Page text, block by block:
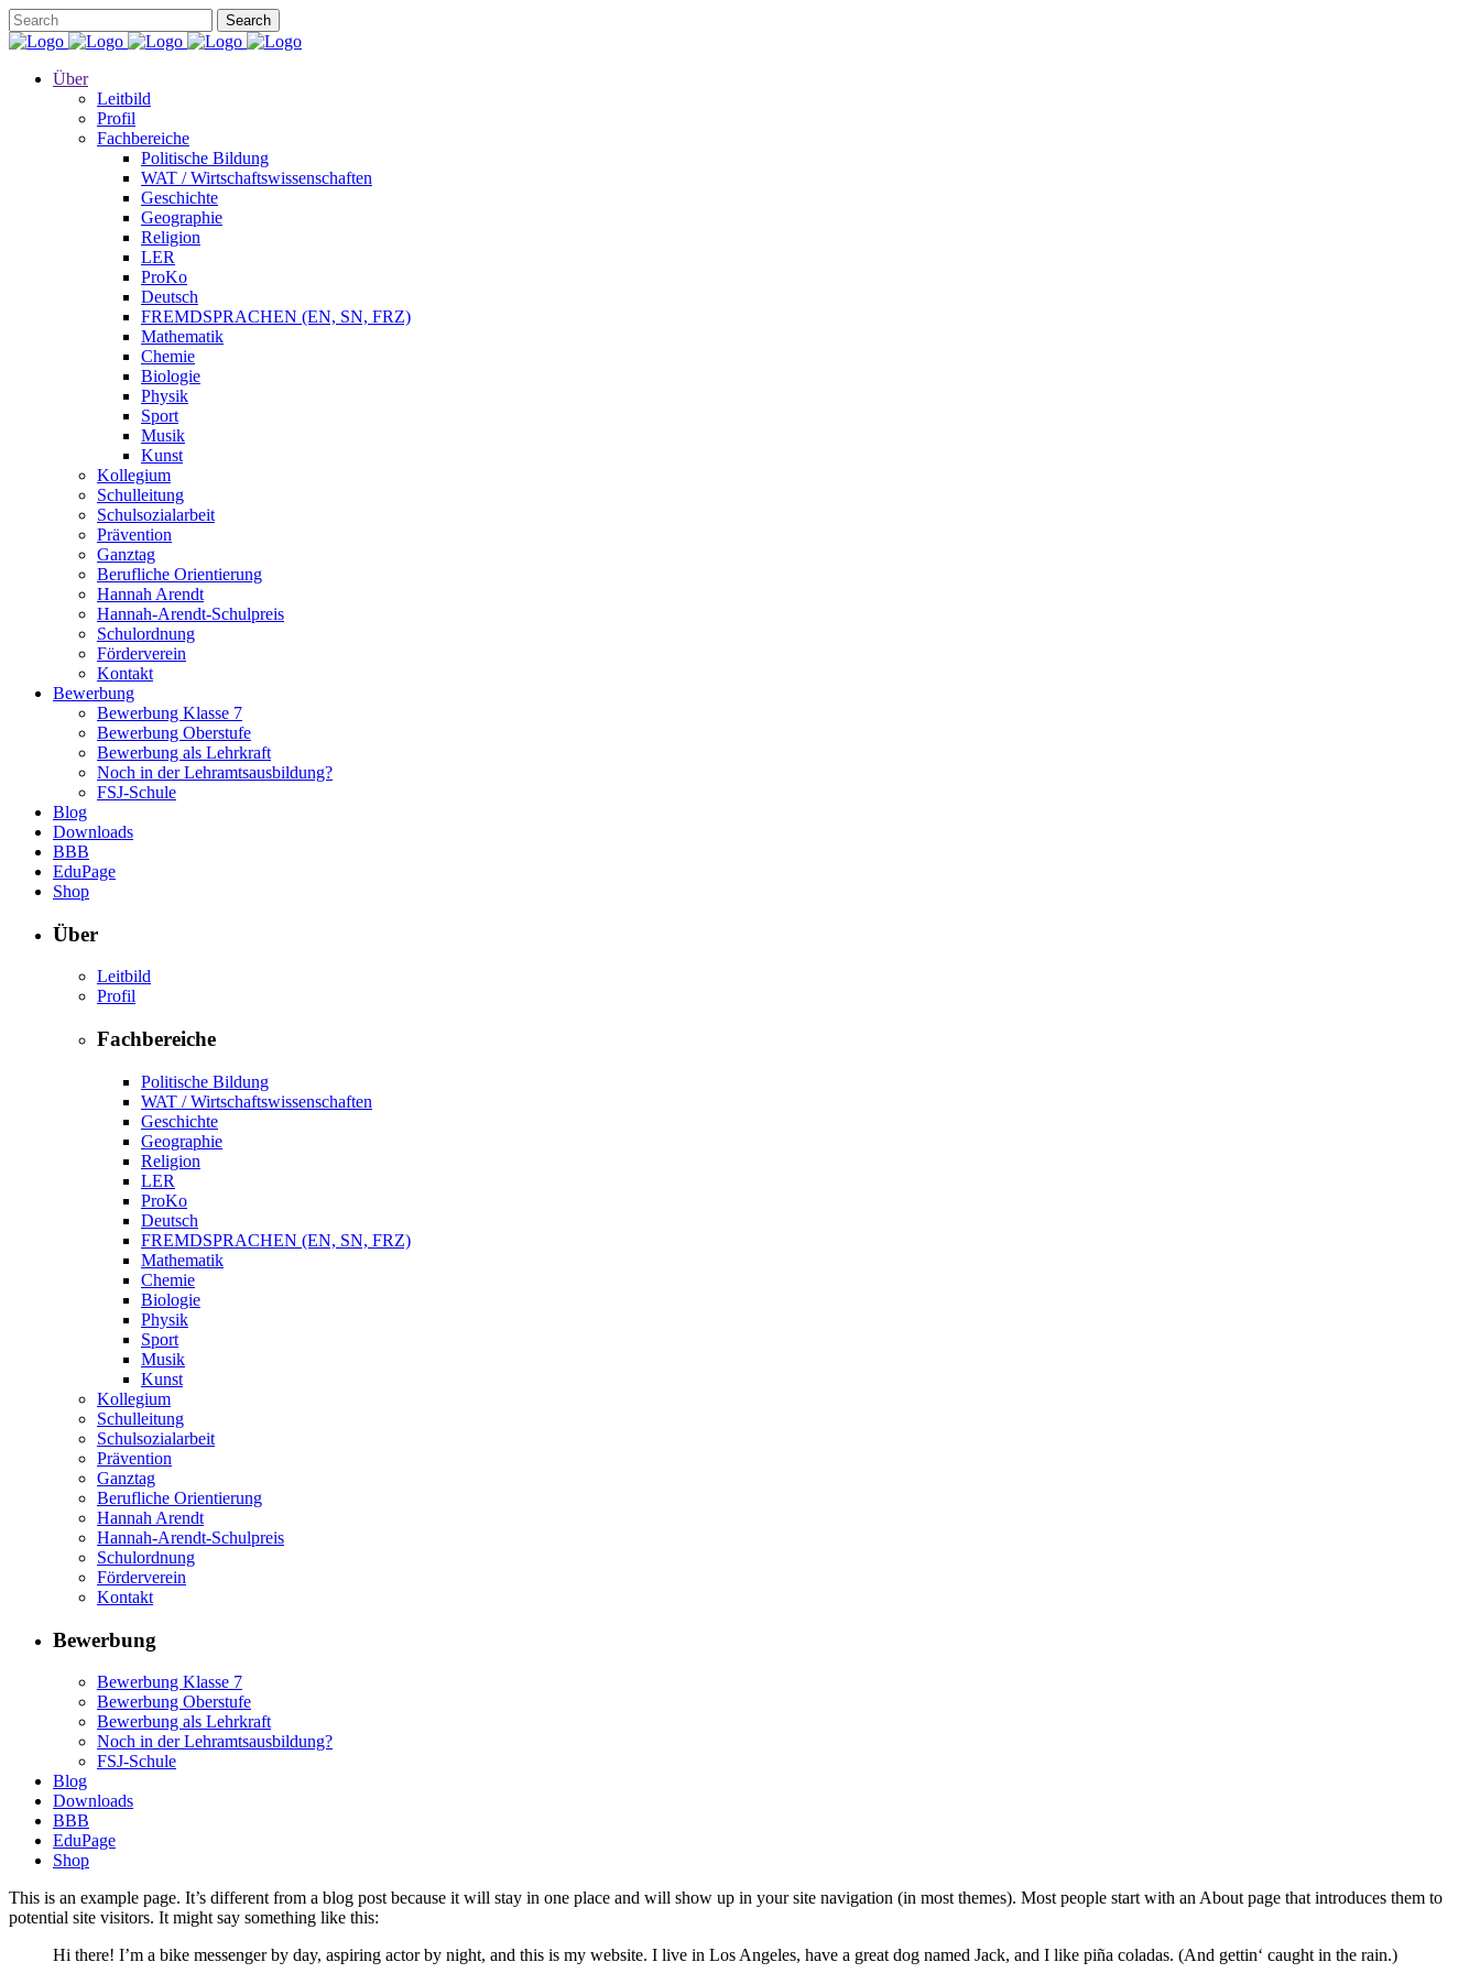
Über
Leitbild
Profil
Fachbereiche
Politische Bildung
WAT / Wirtschaftswissenschaften
Geschichte
Geographie
Religion
LER
ProKo
Deutsch
FREMDSPRACHEN (EN, SN, FRZ)
Mathematik
Chemie
Biologie
Physik
Sport
Musik
Kunst
Kollegium
Schulleitung
Schulsozialarbeit
Prävention
Ganztag
Berufliche Orientierung
Hannah Arendt
Hannah-Arendt-Schulpreis
Schulordnung
Förderverein
Kontakt
Bewerbung
Bewerbung Klasse 7
Bewerbung Oberstufe
Bewerbung als Lehrkraft
Noch in der Lehramtsausbildung?
FSJ-Schule
Blog
Downloads
BBB
EduPage
Shop
Über
Leitbild
Profil
Fachbereiche
Politische Bildung
WAT / Wirtschaftswissenschaften
Geschichte
Geographie
Religion
LER
ProKo
Deutsch
FREMDSPRACHEN (EN, SN, FRZ)
Mathematik
Chemie
Biologie
Physik
Sport
Musik
Kunst
Kollegium
Schulleitung
Schulsozialarbeit
Prävention
Ganztag
Berufliche Orientierung
Hannah Arendt
Hannah-Arendt-Schulpreis
Schulordnung
Förderverein
Kontakt
Bewerbung
Bewerbung Klasse 7
Bewerbung Oberstufe
Bewerbung als Lehrkraft
Noch in der Lehramtsausbildung?
FSJ-Schule
Blog
Downloads
BBB
EduPage
Shop
This is an example page. It’s different from a blog post because it will stay in one place and will show up in your site navigation (in most themes). Most people start with an About page that introduces them to
potential site visitors. It might say something like this:
Hi there! I’m a bike messenger by day, aspiring actor by night, and this is my website. I live in Los Angeles, have a great dog named Jack, and I like piña coladas. (And gettin‘ caught in the rain.)